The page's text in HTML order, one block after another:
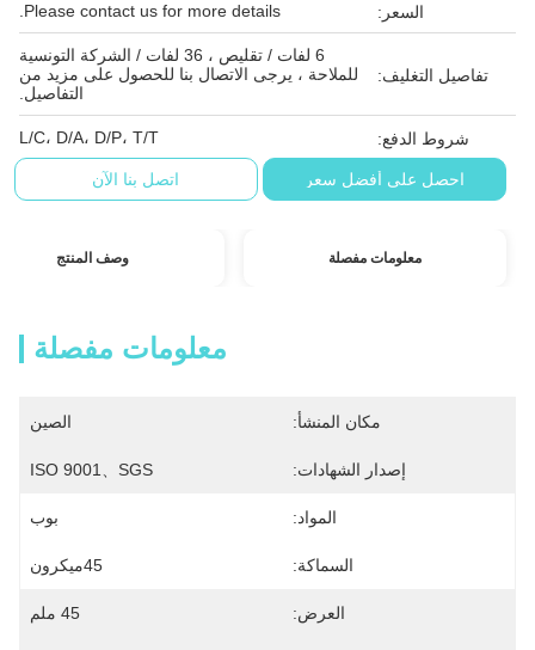
السعر: Please contact us for more details.
تفاصيل التغليف:
6 لفات / تقليص ، 36 لفات / الشركة التونسية
للملاحة ، يرجى الاتصال بنا للحصول على مزيد من
التفاصيل.
شروط الدفع: L/C، D/A، D/P، T/T
احصل على أفضل سعر اتصل بنا الآن
معلومات مفصلة وصف المنتج
معلومات مفصلة
مكان المنشأ: الصين
إصدار الشهادات: ISO 9001、SGS
المواد: بوب
السماكة: 45ميكرون
العرض: 45 ملم